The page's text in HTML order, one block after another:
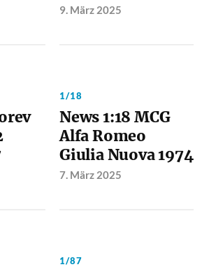
9. März 2025
1/18
News 1:18 MCG
Alfa Romeo
Giulia Nuova 1974
7. März 2025
1/87